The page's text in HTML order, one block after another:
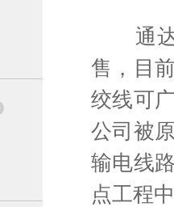
通达
售，目
绞线可
公司被
输电线
点工程